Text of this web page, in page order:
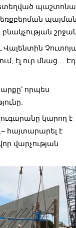
Վալենտին
էլ ուր մնաց… Էդ
որպես
կարող է
հայտարարել է
վարչության